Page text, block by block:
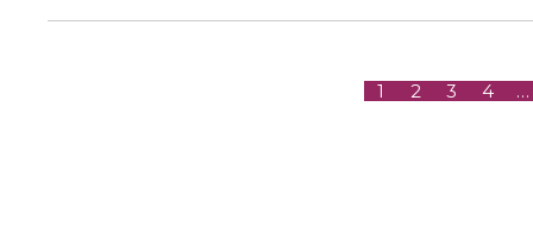
1 2 3 4 …